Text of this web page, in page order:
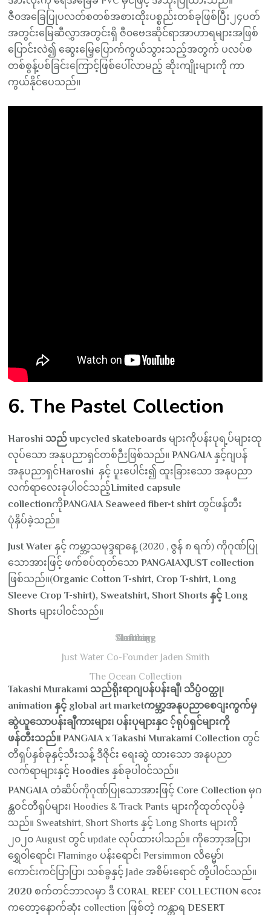
ဇီ၀အခြေပြုပလတ်စတစ်အစားထိုးပစ္စည်းတစ်ခုဖြစ်ပြီး၂၄ပတ်
အတွင်းမြေဆီလွှာအတွင်းရှိ ဇီ၀ဗေဒဆိုင်ရာအာဟာရများအဖြစ်
ပြောင်းလဲ၍ ဆွေးမြေ့ပြောက်ကွယ်သွားသည့်အတွက် ပလပ်စ
တစ်စွန့်ပစ်ခြင်းကြောင့်ဖြစ်ပေါ်လာမည့် ဆိုးကျိုးများကို ကာ
ကွယ်နိုင်ပေသည်။
6. The Pastel Collection
Haroshi သည် upcycled skateboards များကိုပန်းပုရ့ပ်များထု
လုပ်သော အနုပညာရှင်တစ်ဉီးဖြစ်သည်။PANGAIAနှင့်ဂျပန်
အနုပညာရှင်Haroshiနှင့် ပူးပေါင်း၍ ထူးခြားသော အနုပညာ
လက်ရာလေးခုပါ၀င်သည့်Limited capsule
collectionကိုPANGAIA Seaweed fiber-t shirt တွင်ဖန်တီး
ပုံနှိပ်ခဲ့သည်။
Just Waterနှင့် ကမ္ဘာ့သမုဒ္ဒရာနေ့ (2020 , ဇွန် ၈ ရက်) ကိုဂုဏ်ပြု
သောအားဖြင့် ဖက်စပ်ထုတ်သောPANGAIAXJUST collection
ဖြစ်သည်။(Organic Cotton T-shirt, Crop T-shirt, Long
Sleeve Crop T-shirt), Sweatshirt, Short Shorts နှင့် Long
Shorts များပါ၀င်သည်။
An image of the Starnberg Lake in Germany
Just Water Co-Founder Jaden Smith
The Ocean Collection
Takashi Murakami သည်ရိုးရာဂျပန်ပန်းချီ၊ သိပ္ပံဝတ္ထု၊
animation နှင့် global art marketကမ္ဘာ့အနုပညာစေျးကွက်မှ
ဆွဲယူသောပန်းချီကားများ၊ ပန်းပုများနှင ့်ရုပ်ရှင်များကို
ဖန်တီးသည်။ PANGAIA x Takashi Murakami Collection တွင်
တီရှပ်နှစ်ခုနှင့်သီးသန့် ဒီဇိုင်း ရေးဆွဲ ထားသော အနုပညာ
လက်ရာများနှင့်Hoodies နှစ်ခုပါ၀င်သည်။
PANGAIAတံဆိပ်ကိုဂုဏ်ပြုသောအားဖြင့် Core Collection မှဂ
န္ထဝင်တီရှပ်များ၊ Hoodies & Track Pants များကိုထုတ်လုပ်ခဲ့
သည်။ Sweatshirt, Short Shorts နှင့် Long Shorts များကို
၂၀၂၀ August တွင် update လုပ်ထားပါသည်။ ကိုဘော့အပြာ၊
ရွှေဝါရောင်၊ Flamingo ပန်းရောင်၊ Persimmon လိမ္မော်၊
ကောင်းကင်ပြာပြာ၊ သစ်ခွနှင့် Jade အစိမ်းရောင် တို့ပါ၀င်သည်။
2020 စက်တင်ဘာလမှာ ဒီ CORAL REEF COLLECTIONလေး
ကတော့နောက်ဆုံး collection ဖြစ်တဲ့ ကန္တာရDESERT